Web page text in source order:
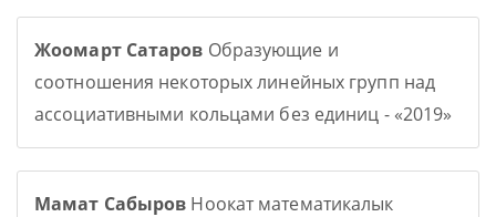
Жоомарт Сатаров Образующие и
соотношения некоторых линейных групп над
ассоциативными кольцами без единиц - «2019»
Мамат Сабыров Ноокат математикалык